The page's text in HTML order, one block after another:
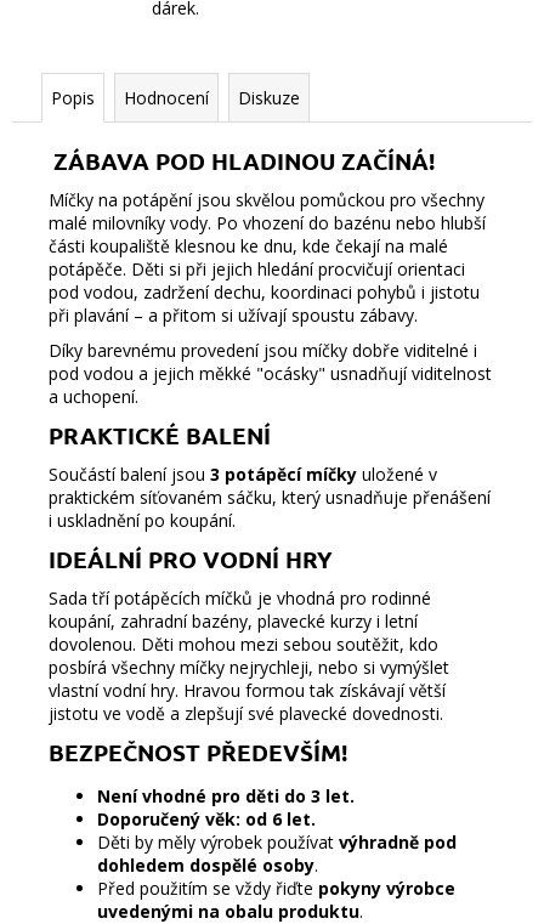
dárek.
Popis Hodnocení Diskuze
ZÁBAVA POD HLADINOU ZAČÍNÁ!
Míčky na potápění jsou skvělou pomůckou pro všechny
malé milovníky vody. Po vhození do bazénu nebo hlubší
části koupaliště klesnou ke dnu, kde čekají na malé
potápěče. Děti si při jejich hledání procvičují orientaci
pod vodou, zadržení dechu, koordinaci pohybů i jistotu
při plavání – a přitom si užívají spoustu zábavy.
Díky barevnému provedení jsou míčky dobře viditelné i
pod vodou a jejich měkké "ocásky" usnadňují viditelnost
a uchopení.
PRAKTICKÉ BALENÍ
Součástí balení jsou 3 potápěcí míčky uložené v
praktickém síťovaném sáčku, který usnadňuje přenášení
i uskladnění po koupání.
IDEÁLNÍ PRO VODNÍ HRY
Sada tří potápěcích míčků je vhodná pro rodinné
koupání, zahradní bazény, plavecké kurzy i letní
dovolenou. Děti mohou mezi sebou soutěžit, kdo
posbírá všechny míčky nejrychleji, nebo si vymýšlet
vlastní vodní hry. Hravou formou tak získávají větší
jistotu ve vodě a zlepšují své plavecké dovednosti.
BEZPEČNOST PŘEDEVŠÍM!
Není vhodné pro děti do 3 let.
Doporučený věk: od 6 let.
Děti by měly výrobek používat výhradně pod
dohledem dospělé osoby.
Před použitím se vždy řiďte pokyny výrobce
uvedenými na obalu produktu.